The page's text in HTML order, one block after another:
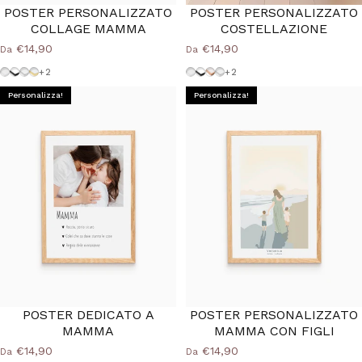
POSTER PERSONALIZZATO
COLLAGE MAMMA
Da €14,90
Cornice-Bianca
Cornice-Nera
Cornice-Argento
Cornice-Oro
+2
POSTER PERSONALIZZATO
COSTELLAZIONE
Da €14,90
Cornice Bianca
Cornice Nera
Cornice Wood Natural
Cornice Argento
+2
Personalizza!
POSTER DEDICATO A
MAMMA
Da €14,90
Personalizza!
POSTER PERSONALIZZATO
MAMMA CON FIGLI
Da €14,90